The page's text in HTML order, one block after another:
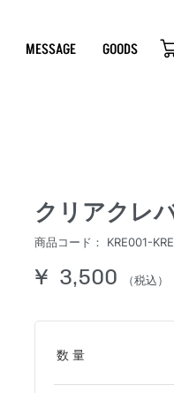
MESSAGE GOODS
クリアクレ
商品コード： KRE001-
¥ 3,500 （税込）
数 量